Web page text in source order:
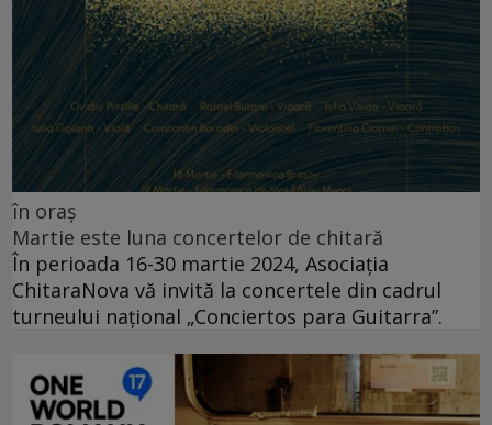
în oraș
Martie este luna concertelor de chitară
În perioada 16-30 martie 2024, Asociația
ChitaraNova vă invită la concertele din cadrul
turneului național „Conciertos para Guitarra”.